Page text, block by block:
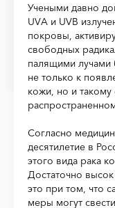
Учеными давно
UVA и UVB
покровы,
свободных
палящими лучами
не только к
кожи, но и такому
Согласно
десятилетие в
этого вида рака
Достаточно
это при том, что
меры могут